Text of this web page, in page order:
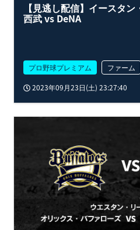
【見逃し配信】イースタ
西武 vs DeNA
プロ野球プレミアム
ファーム
2023年09月23日(土) 23:27:40